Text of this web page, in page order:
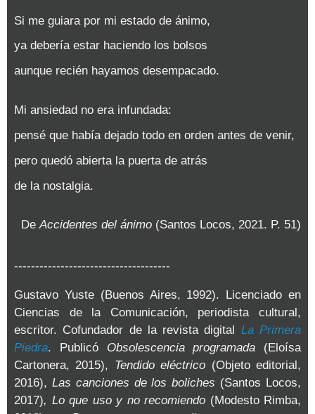
Si me guiara por mi estado de ánimo,
ya debería estar haciendo los bolsos
aunque recién hayamos desempacado.
Mi ansiedad no era infundada:
pensé que había dejado todo en orden antes de venir,
pero quedó abierta la puerta de atrás
de la nostalgia.
DeAccidentes del ánimo (Santos Locos, 2021. P. 51)
-------------------------------------
Gustavo Yuste (Buenos Aires, 1992). Licenciado en
Ciencias de la Comunicación, periodista cultural,
escritor. Cofundador de la revista digital La Primera
Piedra. Publicó Obsolescencia programada (Eloísa
Cartonera, 2015), Tendido eléctrico (Objeto editorial,
2016), Las canciones de los boliches (Santos Locos,
2017), Lo que uso y no recomiendo (Modesto Rimba,